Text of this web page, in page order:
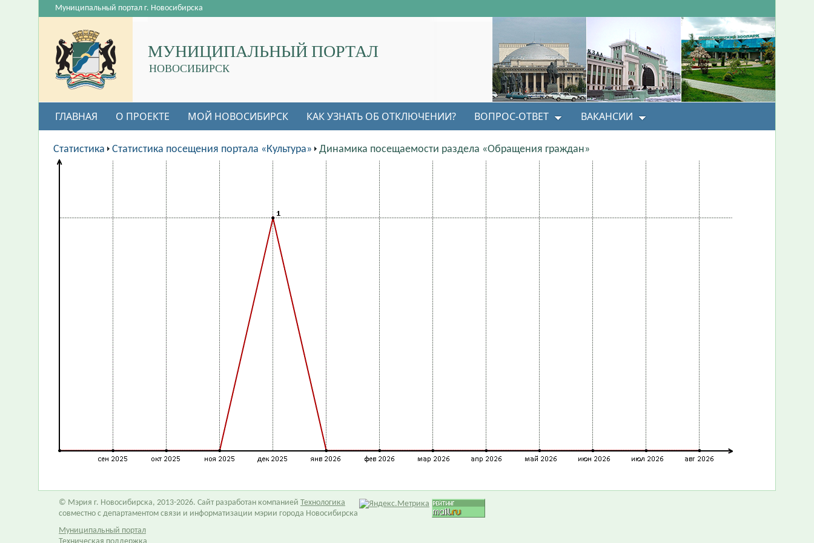
МУНИЦИПАЛЬНЫЙ ПОРТАЛ
НОВОСИБИРСК
Муниципальный портал г. Новосибирска
ГЛАВНАЯ О ПРОЕКТЕ МОЙ НОВОСИБИРСК КАК УЗНАТЬ ОБ ОТКЛЮЧЕНИИ? ВОПРОС-ОТВЕТ ВАКАНСИИ
Статистика Статистика посещения портала «Культура» Динамика посещаемости раздела «Обращения граждан»
© Мэрия г. Новосибирска, 2013-2026. Сайт разработан компанией Технологика
совместно с департаментом связи и информатизации мэрии города Новосибирска
Муниципальный портал